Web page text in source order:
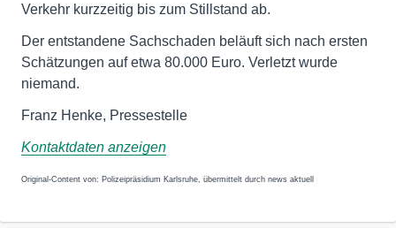
Verkehr kurzzeitig bis zum Stillstand ab.
Der entstandene Sachschaden beläuft sich nach ersten
Schätzungen auf etwa 80.000 Euro. Verletzt wurde
niemand.
Franz Henke, Pressestelle
Kontaktdaten anzeigen
Original-Content von: Polizeipräsidium Karlsruhe, übermittelt durch news aktuell